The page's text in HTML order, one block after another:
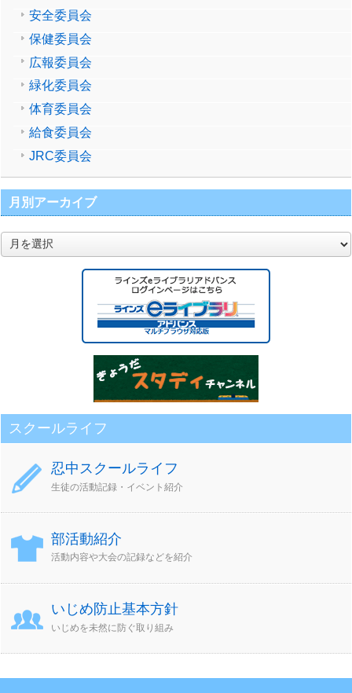
安全委員会
保健委員会
広報委員会
緑化委員会
体育委員会
給食委員会
JRC委員会
月別アーカイブ
月
別
スクールライフ
忍中スクールライフ
生徒の活動記録・イベント紹介
部活動紹介
活動内容や大会の記録などを紹介
いじめ防止基本方針
いじめを未然に防ぐ取り組み